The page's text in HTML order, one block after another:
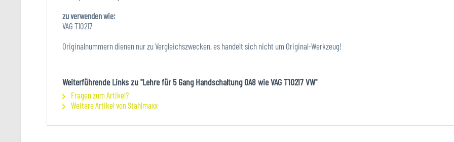
zu verwenden wie:
VAG T10217
Originalnummern dienen nur zu Vergleichszwecken, es handelt sich nicht um Original-Werkzeug!
Weiterführende Links zu "Lehre für 5 Gang Handschaltung 0A8 wie VAG T10217 VW"
Fragen zum Artikel?
Weitere Artikel von Stahlmaxx